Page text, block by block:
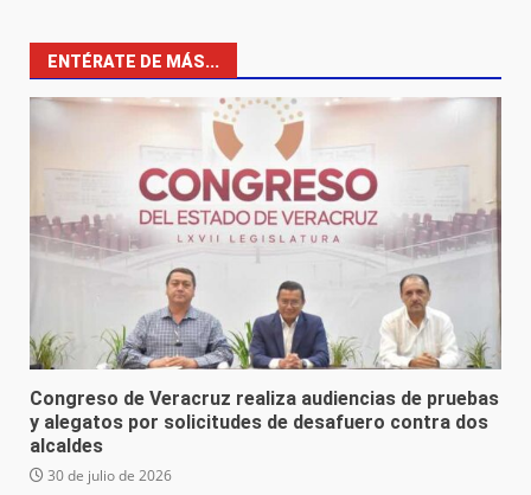
ENTÉRATE DE MÁS...
Congreso de Veracruz realiza audiencias de pruebas
y alegatos por solicitudes de desafuero contra dos
alcaldes
30 de julio de 2026